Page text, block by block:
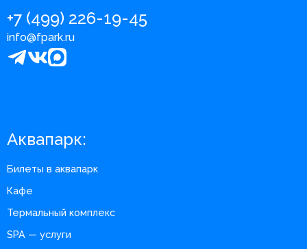
+7 (499) 226-19-45
info@fpark.ru
Аквапарк:
Билеты в аквапарк
Кафе
Термальный комплекс
SPA — услуги